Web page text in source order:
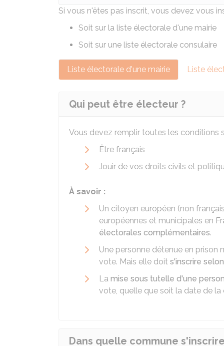
Si vous n'êtes pas inscrit, vous devez vous
Soit sur la liste électorale d'une mairie
Soit sur une liste électorale consulaire
Liste électorale d'une mairie Liste
Qui peut être électeur ?
Vous devez remplir toutes les conditions
Être français
Jouir de vos droits civils et
À savoir :
Un citoyen européen (non
européennes et municipales en
électorales complémentaires.
Une personne détenue en
vote. Mais elle doit s'inscrire
La mise sous tutelle d'une
vote, quelle que soit la date de
Dans quelle commune